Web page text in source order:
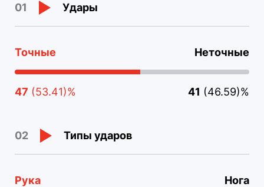
01 Удары
Точные Неточные
47 (53.41)% 41 (46.59)%
02 Типы ударов
Рука Нога